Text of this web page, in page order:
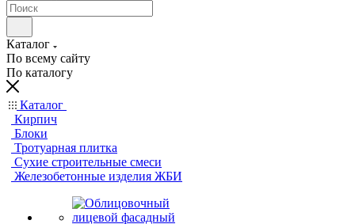
Каталог
По всему сайту
По каталогу
Каталог
Кирпич
Блоки
Тротуарная плитка
Сухие строительные смеси
Железобетонные изделия ЖБИ